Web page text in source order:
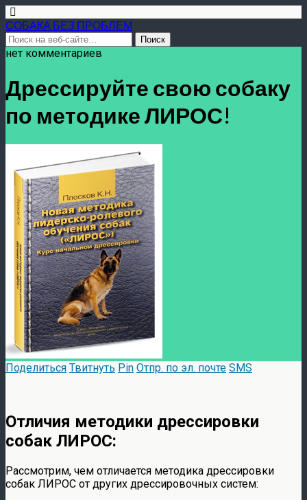
СОБАКА БЕЗ ПРОБЛЕМ
нет комментариев
Дрессируйте свою собаку
по методике ЛИРОС!
Поделиться Твитнуть Pin Отпр. по эл. почте SMS
Отличия методики дрессировки
собак ЛИРОС:
Рассмотрим, чем отличается методика дрессировки
собак ЛИРОС от других дрессировочных систем: